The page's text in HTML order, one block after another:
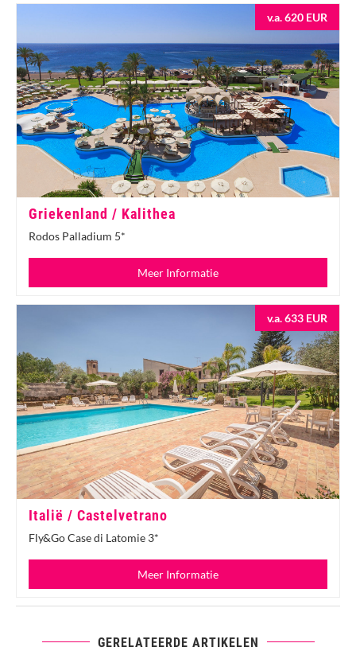
v.a. 620 EUR
Griekenland / Kalithea
Rodos Palladium 5*
Meer Informatie
v.a. 633 EUR
Italië / Castelvetrano
Fly&Go Case di Latomie 3*
Meer Informatie
GERELATEERDE ARTIKELEN